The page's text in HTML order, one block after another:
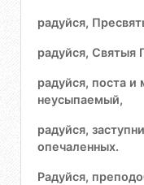
радуйся,
радуйся, Святыя
радуйся, поста
неусыпаемый,
радуйся,
опечаленных.
Радуйся,